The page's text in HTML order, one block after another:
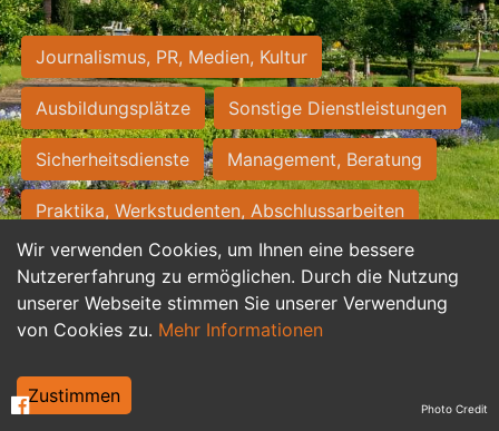
Wir verwenden Cookies, um Ihnen eine bessere
Nutzererfahrung zu ermöglichen. Durch die Nutzung
unserer Webseite stimmen Sie unserer Verwendung
von Cookies zu. Mehr Informationen
Zustimmen
Journalismus, PR, Medien, Kultur
Ausbildungsplätze Sonstige Dienstleistungen
Sicherheitsdienste Management, Beratung
Praktika, Werkstudenten, Abschlussarbeiten
Personalwesen Assistenz, Sekretariat
Hilfskräfte, Aushilfs- und Nebenjobs
Weiterbildung, Studium, duale Ausbildung Photo Credit